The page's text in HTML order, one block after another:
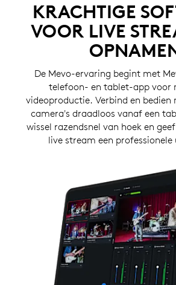
KRACHTIGE
VOOR LIVE
De Mevo-ervaring begint met
telefoon- en tablet-app voor
videoproductie. Verbind en bedien
camera's draadloos vanaf een
wissel razendsnel van hoek en
live stream een